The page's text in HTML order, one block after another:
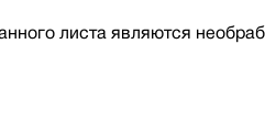
листа являются